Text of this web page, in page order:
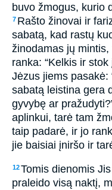
buvo žmogus, kurio
7 Rašto žinovai ir
sabatą, kad rastų
žinodamas jų
ranka: “Kelkis ir
Jėzus jiems pasakė:
sabatą leistina gera
gyvybę ar
aplinkui, tarė tam
taip padarė, ir jo
jie baisiai įniršo ir
12Tomis dienomis
praleido visą naktį,